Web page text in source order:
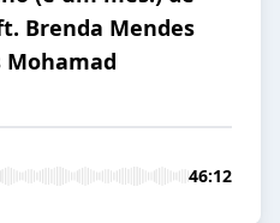
ft. Brenda Mendes
46:12